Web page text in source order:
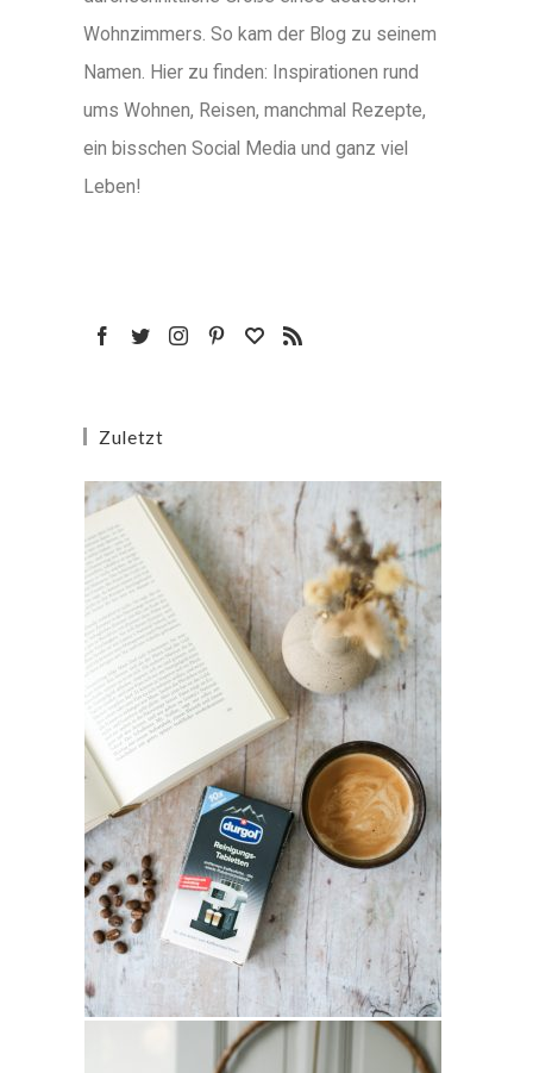
Wohnzimmers. So kam der Blog zu seinem
Namen. Hier zu finden: Inspirationen rund
ums Wohnen, Reisen, manchmal Rezepte,
ein bisschen Social Media und ganz viel
Leben!
Zuletzt